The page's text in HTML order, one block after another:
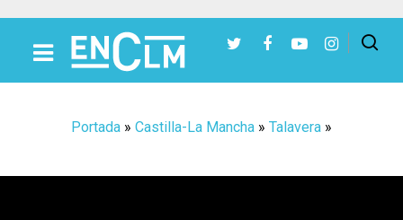
Portada » Castilla-La Mancha » Talavera »